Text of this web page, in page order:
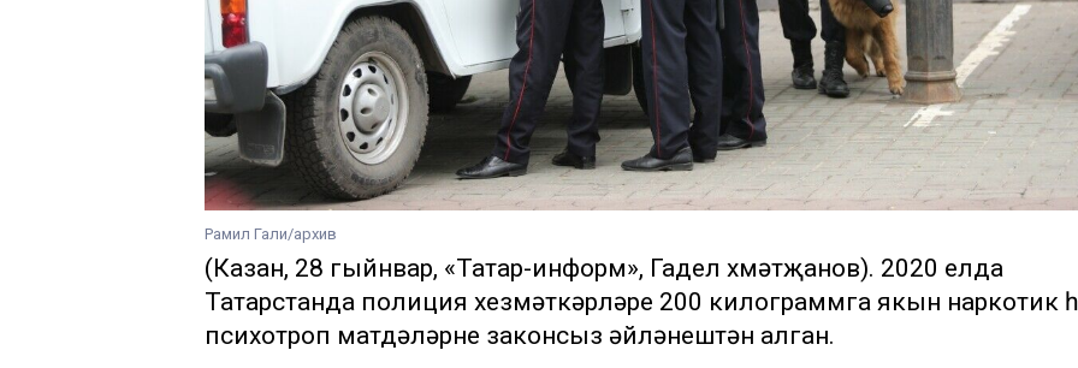
Рамил Гали/архив
(Казан, 28 гыйнвар, «Татар-информ», Гадел Әхмәтҗанов). 2020 елда
Татарстанда полиция хезмәткәрләре 200 килограммга якын наркотик
психотроп матдәләрне законсыз әйләнештән алган.